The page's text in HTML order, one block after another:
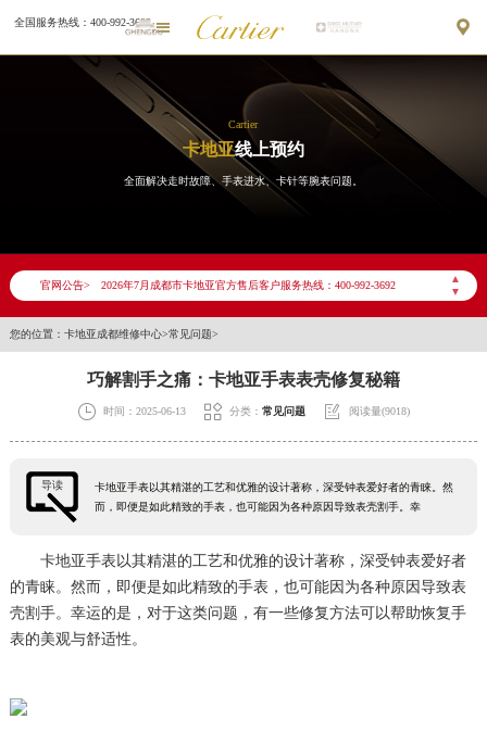
全国服务热线：400-992-3692 
Cartier
卡地亚线上预约
全面解决走时故障、手表进水、卡针等腕表问题。
官网公告>
▲
▼
2026年7月成都市卡地亚官方售后客户服务热线：400-992-3692
2026年7月卡地亚售后服务中心最新网点地址：
节假日正常营业！
您的位置： 卡地亚成都维修中心>常见问题>
巧解割手之痛：卡地亚手表表壳修复秘籍
 时间：2025-06-13  分类： 常见问题  阅读量(9018)
导读
卡地亚手表以其精湛的工艺和优雅的设计著称，深受钟表爱好者的青睐。然
而，即便是如此精致的手表，也可能因为各种原因导致表壳割手。幸
卡地亚手表以其精湛的工艺和优雅的设计著称，深受钟表爱好者
的青睐。然而，即便是如此精致的手表，也可能因为各种原因导致表
壳割手。幸运的是，对于这类问题，有一些修复方法可以帮助恢复手
表的美观与舒适性。